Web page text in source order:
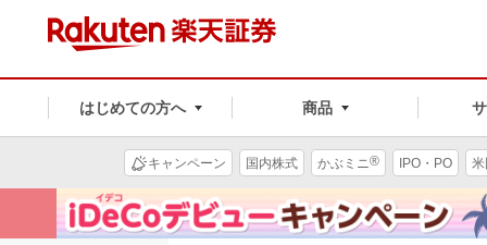
はじめての方へ 商品
キャンペーン 国内株式 かぶミニ® IPO・PO